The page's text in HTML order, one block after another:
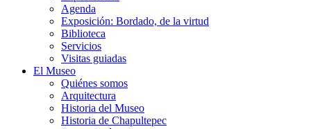
Agenda
Exposición: Bordado, de la virtud
Biblioteca
Servicios
Visitas guiadas
El Museo
Quiénes somos
Arquitectura
Historia del Museo
Historia de Chapultepec